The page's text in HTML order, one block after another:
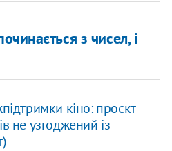
з чисел, і
кіно: проєкт
не узгоджений із